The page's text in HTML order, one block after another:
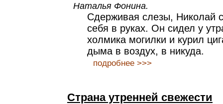
Наталья Фонина.
Сдерживая слезы, Николай
себя в руках. Он сидел у
холмика могилки и курил
дыма в воздух, в никуда.
подробнее >>>
Страна утренней свежести